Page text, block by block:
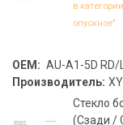
в
опускное"
OEM: AU-A1-5D RD/
Производитель:
Стекло
(Сзади /